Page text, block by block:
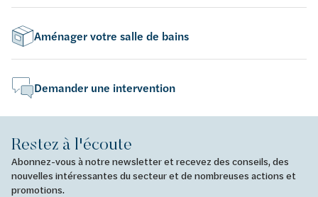
Aménager votre salle de bains
Demander une intervention
Restez à l'écoute
Abonnez-vous à notre newsletter et recevez des conseils, des
nouvelles intéressantes du secteur et de nombreuses actions et
promotions.